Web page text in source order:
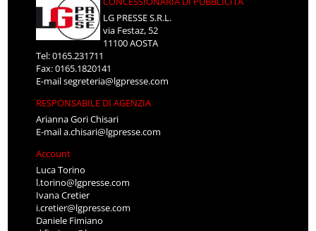
LG PRESSE S.R.L.
via Festaz, 52
11100 AOSTA
Tel: 0165.231711
Fax: 0165.1820141
E-mailsegreteria@lgpresse.com
RESPONSABILE DI AGENZIA
Arianna Gori Chisari
E-maila.chisari@lgpresse.com
Account
Luca Torino
l.torino@lgpresse.com
Ivana Cretier
i.cretier@lgpresse.com
Daniele Fimiano